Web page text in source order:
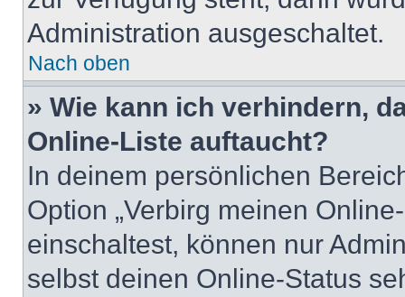
Administration ausgeschaltet.
Nach oben
» Wie kann ich verhindern,
Online-Liste auftaucht?
In deinem persönlichen
Option „Verbirg meinen
einschaltest, können nur
selbst deinen Online-Status